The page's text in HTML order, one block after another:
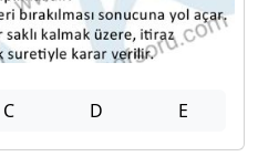
C D E